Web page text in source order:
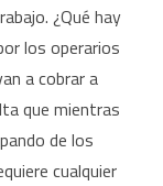
¿Qué hay
los operarios
a cobrar a
que mientras
de los
cualquier